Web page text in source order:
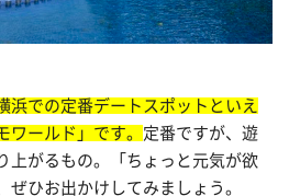
浜での定番デートスポットといえ
ワールド」です。 定番ですが、遊
上がるもの。「ちょっと元気が欲
ぜひお出かけしてみましょう。